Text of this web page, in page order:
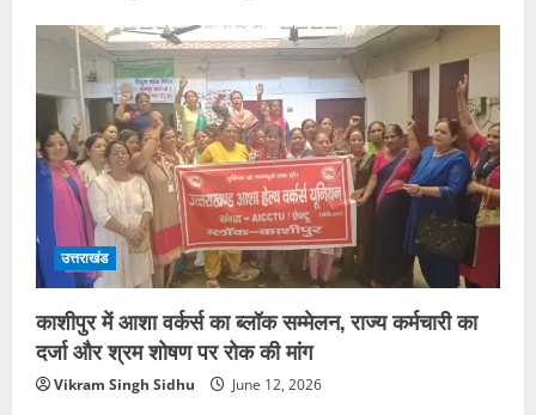
उत्तराखंड
काशीपुर में आशा वर्कर्स का ब्लॉक सम्मेलन, राज्य कर्मचारी का
दर्जा और श्रम शोषण पर रोक की मांग
Vikram Singh Sidhu June 12, 2026